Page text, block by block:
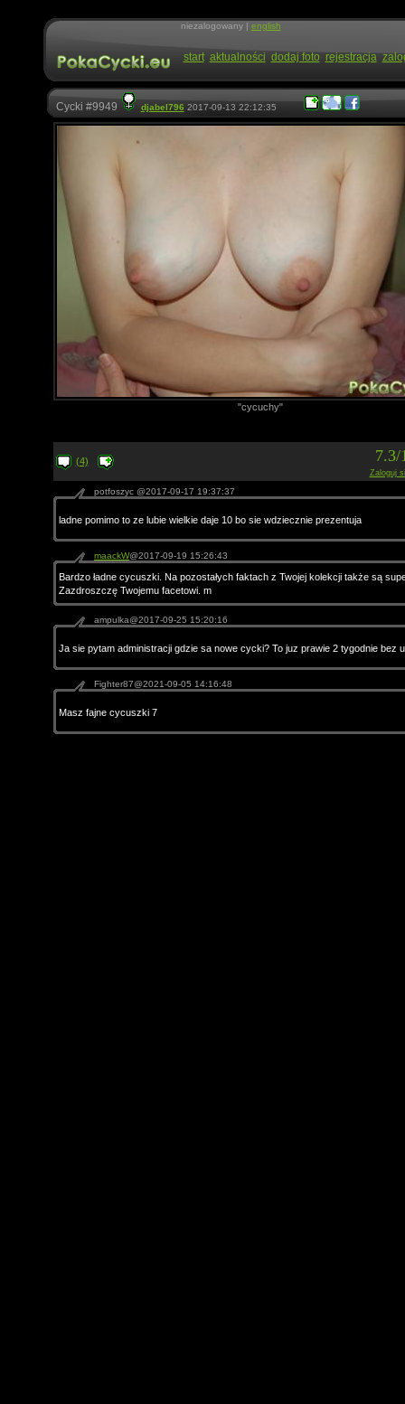
niezalogowany | english
start aktualności dodaj foto rejestracja
Cycki #9949 djabel796 2017-09-13 22:12:35
"cycuchy"
(4)
Zaloguj
potfoszyc @2017-09-17 19:37:37
ladne pomimo to ze lubie wielkie daje 10 bo sie wdziecznie prezentuja
maackW@2017-09-19 15:26:43
Bardzo ładne cycuszki. Na pozostałych faktach z Twojej kolekcji także są
Zazdroszczę Twojemu facetowi. m
ampulka@2017-09-25 15:20:16
Ja sie pytam administracji gdzie sa nowe cycki? To juz prawie 2 tygodnie bez
Fighter87@2021-09-05 14:16:48
Masz fajne cycuszki 7